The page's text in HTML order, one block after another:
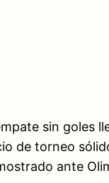
sin goles
de torneo
ante